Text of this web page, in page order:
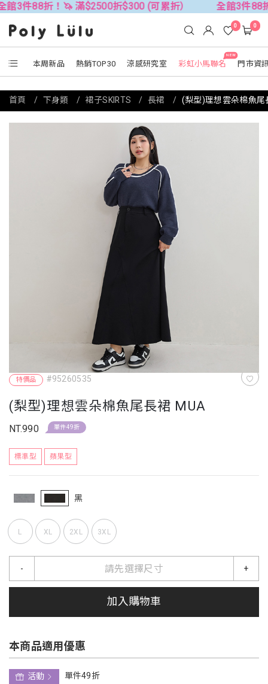
！🦄 滿$2500折$300 (可累折） 全館3件88折！🦄
本周新品 熱銷TOP30 涼感研究室
NEW
彩虹小馬聯名 門市資
0 0
特價品 #95260535
(梨型)理想雲朵棉魚尾長裙 MUA
NT.990 單件49折
標準型 蘋果型
黑
L XL 2XL 3XL
請先選擇尺寸
- +
加入購物車
本商品適用優惠
活動
單件49折
首頁 下身類 裙子SKIRTS 長裙 (梨型)理想雲朵棉魚尾